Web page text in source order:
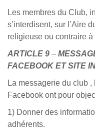
Les membres du Club,
s’interdisent, sur l’Aire
religieuse ou contraire à
ARTICLE 9 –
FACEBOOK ET SITE
La messagerie du club
Facebook ont pour
1) Donner des
adhérents.